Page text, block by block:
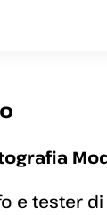
e tester